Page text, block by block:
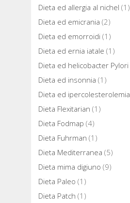
Dieta ed allergia al nichel (1)
Dieta ed emicrania (2)
Dieta ed emorroidi (1)
Dieta ed ernia iatale (1)
Dieta ed helicobacter Pylori
Dieta ed insonnia (1)
Dieta ed ipercolesterolemia
Dieta Flexitarian (1)
Dieta Fodmap (4)
Dieta Fuhrman (1)
Dieta Mediterranea (5)
Dieta mima digiuno (9)
Dieta Paleo (1)
Dieta Patch (1)